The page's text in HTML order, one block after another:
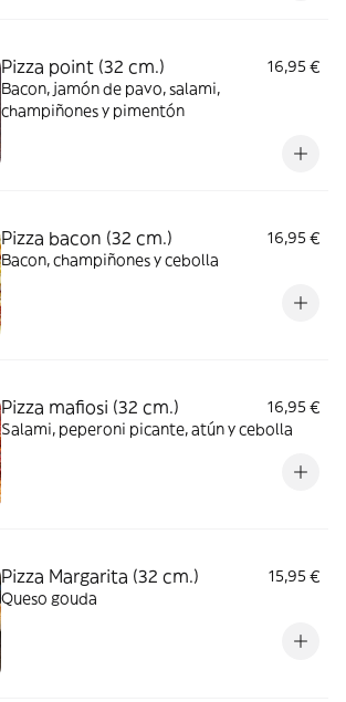
Pizza point (32 cm.)
16,95 €
Bacon, jamón de pavo, salami,
champiñones y pimentón
Pizza bacon (32 cm.)
16,95 €
Bacon, champiñones y cebolla
Pizza mafiosi (32 cm.)
16,95 €
Salami, peperoni picante, atún y cebolla
Pizza Margarita (32 cm.)
15,95 €
Queso gouda